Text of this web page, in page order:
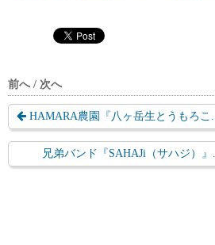
前へ / 次へ
HAMARA農園『八ヶ岳生とうもろこ
兄弟バンド『SAHAJi（サハジ）』